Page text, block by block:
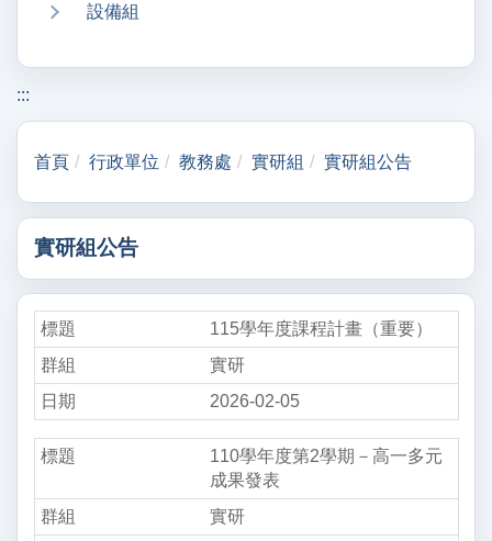
設備組
:::
首頁 行政單位 教務處 實研組 實研組公告
實研組公告
115學年度課程計畫（重要）
實研
2026-02-05
110學年度第2學期－高一多元
成果發表
實研